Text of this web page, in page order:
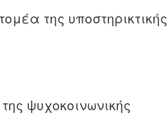
της υποστηρικτικής
ψυχοκοινωνικής